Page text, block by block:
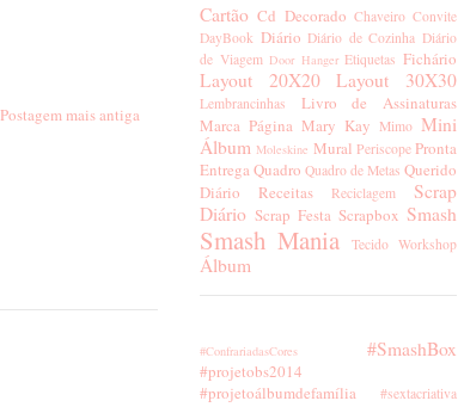
Postagem mais antiga
Cartão Cd Decorado Chaveiro Convite
DayBook Diário Diário de Cozinha Diário
de Viagem Door Hanger Etiquetas Fichário
Layout 20X20 Layout 30X30
Lembrancinhas
Livro de Assinaturas
Marca Página Mary Kay Mimo Mini
Álbum Moleskine Mural Periscope Pronta
EntregaQuadro Quadro de Metas Querido
Diário
Receitas Reciclagem
Scrap
Diário Scrap Festa Scrapbox Smash
Smash Mania Tecido Workshop
Álbum
#ConfrariadasCores #SmashBox
#projetobs2014
#projetoálbumdefamília
#sextacriativa